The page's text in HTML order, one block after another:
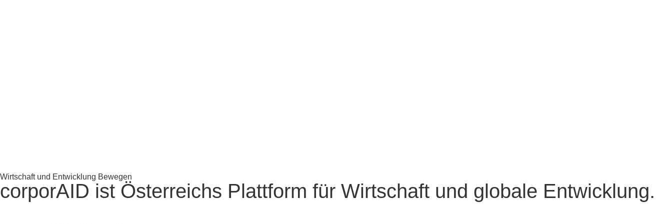
Wirtschaft und Entwicklung Bewegen
corporAID ist Österreichs Plattform für Wirtschaft und globale Entwicklung.